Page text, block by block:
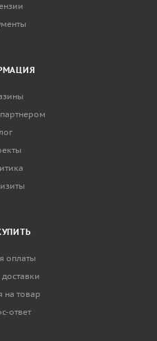
партнером
оплаты
на товар
ответ